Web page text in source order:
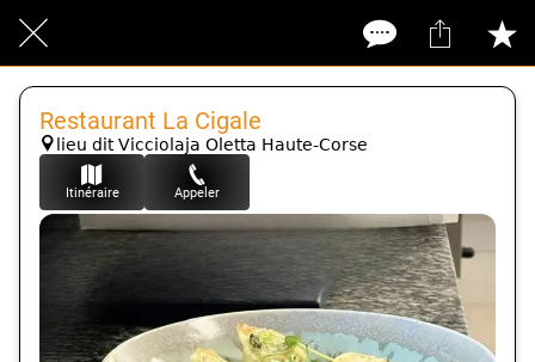
Restaurant La Cigale
lieu dit Vicciolaja Oletta Haute-Corse
Itinéraire Appeler